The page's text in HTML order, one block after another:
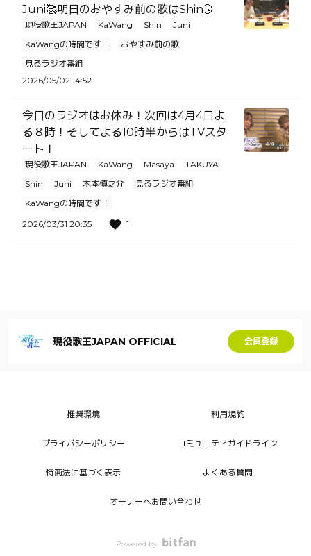
Juni🥰明日のおやすみ前の歌はShin🌛
現役歌王JAPAN KaWang Shin
Juni
KaWangの時間です！
おやすみ前の歌
見るラジオ番組
2026/05/02 14:52
今日のラジオはお休み！次回は4月4日よ
る８時！そしてよる10時半からはTVスタ
ート！
現役歌王JAPAN KaWang Masaya
TAKUYA
Shin
Juni 木本慎之介
見るラジオ番組
KaWangの時間です！
2026/03/31 20:35
1
現役歌王JAPAN OFFICIAL 会員登録
推奨環境 利用規約
プライバシーポリシー コミュニティガイドライン
特商法に基づく表示 よくある質問
オーナーへお問い合わせ
Powered by